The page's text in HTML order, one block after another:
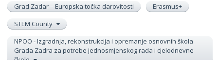
Grad Zadar – Europska točka darovitosti
Erasmus+
STEM County
NPOO - Izgradnja, rekonstrukcija i opremanje osnovnih škola
Grada Zadra za potrebe jednosmjenskog rada i cjelodnevne